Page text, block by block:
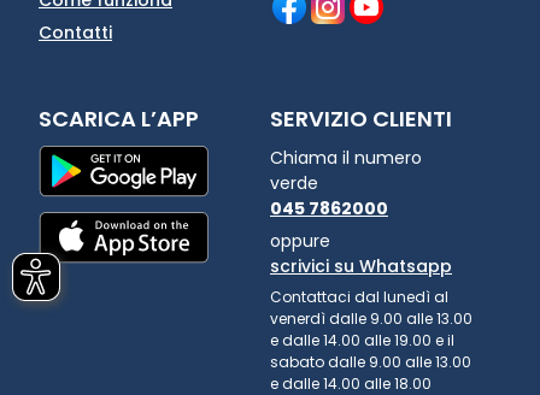
Contatti
SCARICA L’APP SERVIZIO CLIENTI
Chiama il numero
verde
045 7862000
oppure
scrivici su Whatsapp
Contattaci dal lunedì al
venerdì dalle 9.00 alle 13.00
e dalle 14.00 alle 19.00 e il
sabato dalle 9.00 alle 13.00
e dalle 14.00 alle 18.00